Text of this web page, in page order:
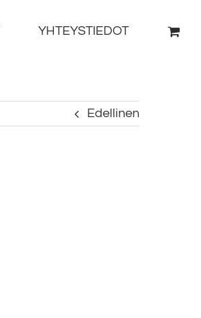
YHTEYSTIEDOT
Edellinen